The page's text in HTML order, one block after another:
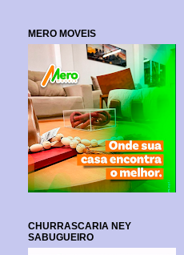
MERO MOVEIS
CHURRASCARIA NEY
SABUGUEIRO